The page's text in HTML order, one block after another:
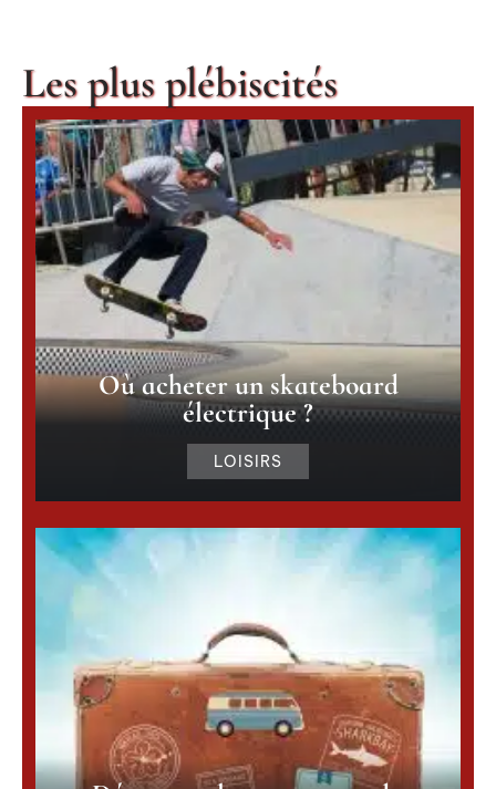
Les plus plébiscités
Où acheter un skateboard
électrique ?
LOISIRS